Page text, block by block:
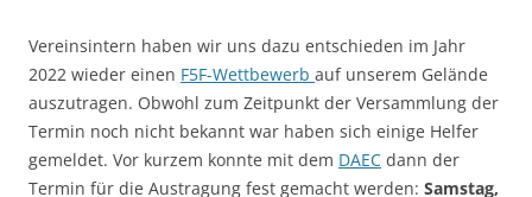
Vereinsintern haben wir uns dazu entschieden im Jahr
2022 wieder einen F5F-Wettbewerb auf unserem Gelände
auszutragen. Obwohl zum Zeitpunkt der Versammlung der
Termin noch nicht bekannt war haben sich einige Helfer
gemeldet. Vor kurzem konnte mit dem DAEC dann der
Termin für die Austragung fest gemacht werden: Samstag,